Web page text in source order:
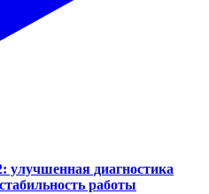
улучшенная диагностика
работы